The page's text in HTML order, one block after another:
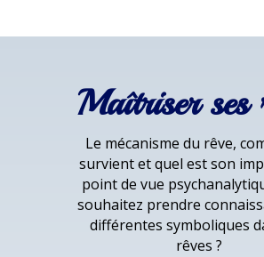
Maîtriser ses
Le mécanisme du rêve,
survient et quel est son
point de vue
souhaitez prendre
différentes symboliques
rêves ?